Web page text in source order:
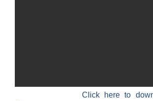
Click here to